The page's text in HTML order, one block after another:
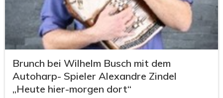
Brunch bei Wilhelm Busch mit dem
Autoharp- Spieler Alexandre Zindel
„Heute hier-morgen dort“